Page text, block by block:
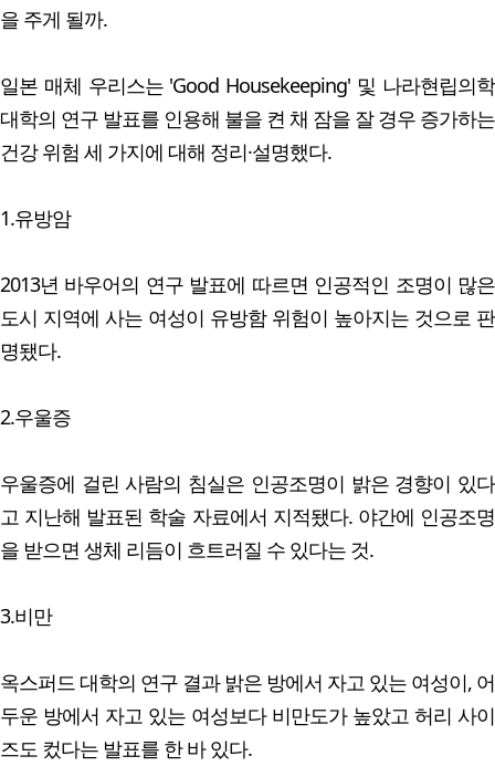
을 주게 될까.
일본 매체 우리스는 'Good Housekeeping' 및 나라현립의학
대학의 연구 발표를 인용해 불을 켠 채 잠을 잘 경우 증가하는
건강 위험 세 가지에 대해 정리·설명했다.
1.유방암
2013년 바우어의 연구 발표에 따르면 인공적인 조명이 많은
도시 지역에 사는 여성이 유방함 위험이 높아지는 것으로 판
명됐다.
2.우울증
우울증에 걸린 사람의 침실은 인공조명이 밝은 경향이 있다
고 지난해 발표된 학술 자료에서 지적됐다. 야간에 인공조명
을 받으면 생체 리듬이 흐트러질 수 있다는 것.
3.비만
옥스퍼드 대학의 연구 결과 밝은 방에서 자고 있는 여성이, 어
두운 방에서 자고 있는 여성보다 비만도가 높았고 허리 사이
즈도 컸다는 발표를 한 바 있다.